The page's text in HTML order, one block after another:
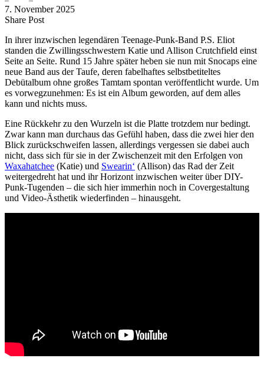
7. November 2025
Share PostShare
Facebook
Copy
to
clipboard
Send
via
eMail
In ihrer inzwischen legendären Teenage-Punk-Band P.S. Eliot
standen die Zwillingsschwestern Katie und Allison Crutchfield einst
Seite an Seite. Rund 15 Jahre später heben sie nun mit Snocaps eine
neue Band aus der Taufe, deren fabelhaftes selbstbetiteltes
Debütalbum ohne großes Tamtam spontan veröffentlicht wurde. Um
es vorwegzunehmen: Es ist ein Album geworden, auf dem alles
kann und nichts muss.
Eine Rückkehr zu den Wurzeln ist die Platte trotzdem nur bedingt.
Zwar kann man durchaus das Gefühl haben, dass die zwei hier den
Blick zurückschweifen lassen, allerdings vergessen sie dabei auch
nicht, dass sich für sie in der Zwischenzeit mit den Erfolgen von
Waxahatchee (Katie) und Swearin‘ (Allison) das Rad der Zeit
weitergedreht hat und ihr Horizont inzwischen weiter über DIY-
Punk-Tugenden – die sich hier immerhin noch in Covergestaltung
und Video-Ästhetik wiederfinden – hinausgeht.